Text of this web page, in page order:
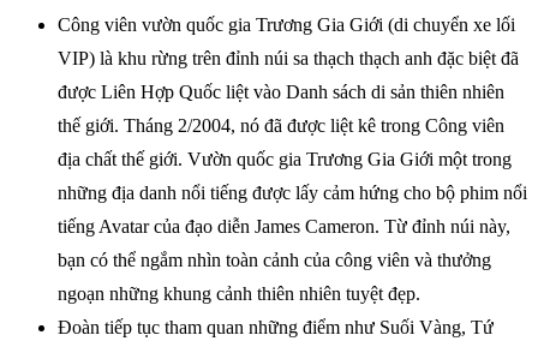
Công viên vườn quốc gia Trương Gia Giới (di chuyển xe lối
VIP) là khu rừng trên đỉnh núi sa thạch thạch anh đặc biệt đã
được Liên Hợp Quốc liệt vào Danh sách di sản thiên nhiên
thế giới. Tháng 2/2004, nó đã được liệt kê trong Công viên
địa chất thế giới. Vườn quốc gia Trương Gia Giới một trong
những địa danh nổi tiếng được lấy cảm hứng cho bộ phim nổi
tiếng Avatar của đạo diễn James Cameron. Từ đỉnh núi này,
bạn có thể ngắm nhìn toàn cảnh của công viên và thưởng
ngoạn những khung cảnh thiên nhiên tuyệt đẹp.
Đoàn tiếp tục tham quan những điểm như Suối Vàng, Tứ